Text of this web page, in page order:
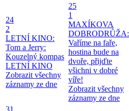
24
2
LETNÍ KINO:
Tom a Jerry:
Kouzelný kompas
LETNÍ KINO
Zobrazit všechny
záznamy ze dne
25
1
MAXÍKOVA
DOBRODRŮŽA:
Vaříme na faře,
hostina bude na
dvoře, přijďte
všichni v dobré
víře!
Zobrazit všechny
záznamy ze dne